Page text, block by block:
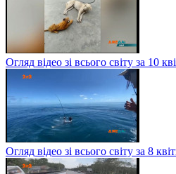
Огляд відео зі всього світу за 10
Огляд відео зі всього світу за 8